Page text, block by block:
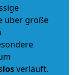
über große
verläuft.